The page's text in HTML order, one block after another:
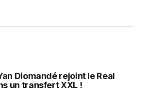
Diomandé rejoint le Real
un transfert XXL !